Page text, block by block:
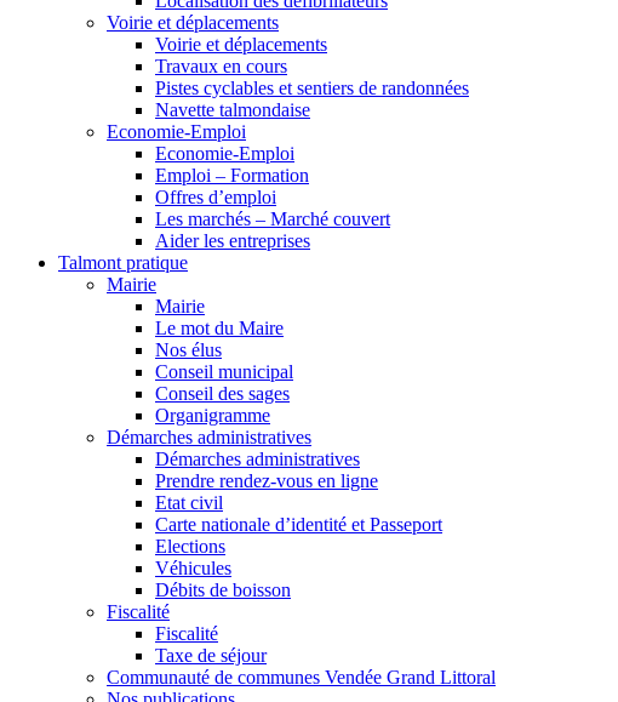
Voirie et déplacements
Voirie et déplacements
Travaux en cours
Pistes cyclables et sentiers de randonnées
Navette talmondaise
Economie-Emploi
Economie-Emploi
Emploi – Formation
Offres d’emploi
Les marchés – Marché couvert
Aider les entreprises
Talmont pratique
Mairie
Mairie
Le mot du Maire
Nos élus
Conseil municipal
Conseil des sages
Organigramme
Démarches administratives
Démarches administratives
Prendre rendez-vous en ligne
Etat civil
Carte nationale d’identité et Passeport
Elections
Véhicules
Débits de boisson
Fiscalité
Fiscalité
Taxe de séjour
Communauté de communes Vendée Grand Littoral